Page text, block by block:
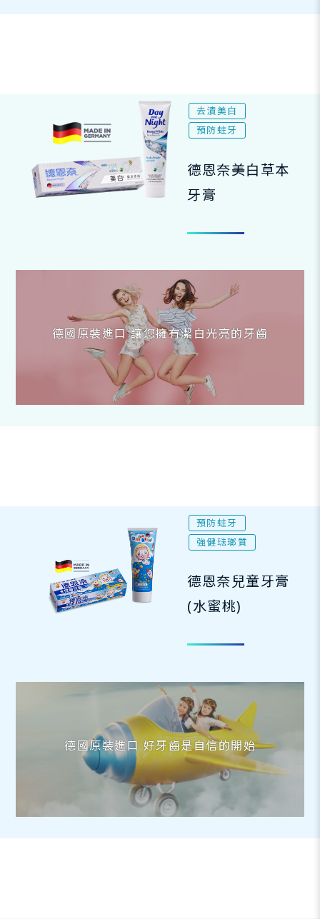
德國原裝進口 讓您擁有潔白光亮的牙齒
去漬美白
預防蛀牙
德恩奈美白草本
牙膏
德國原裝進口 好牙齒是自信的開始
預防蛀牙
強健琺瑯質
德恩奈兒童牙膏
(水蜜桃)